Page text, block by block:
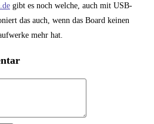
gibt es noch welche, auch mit USB-
das auch, wenn das Board keinen
mehr hat.